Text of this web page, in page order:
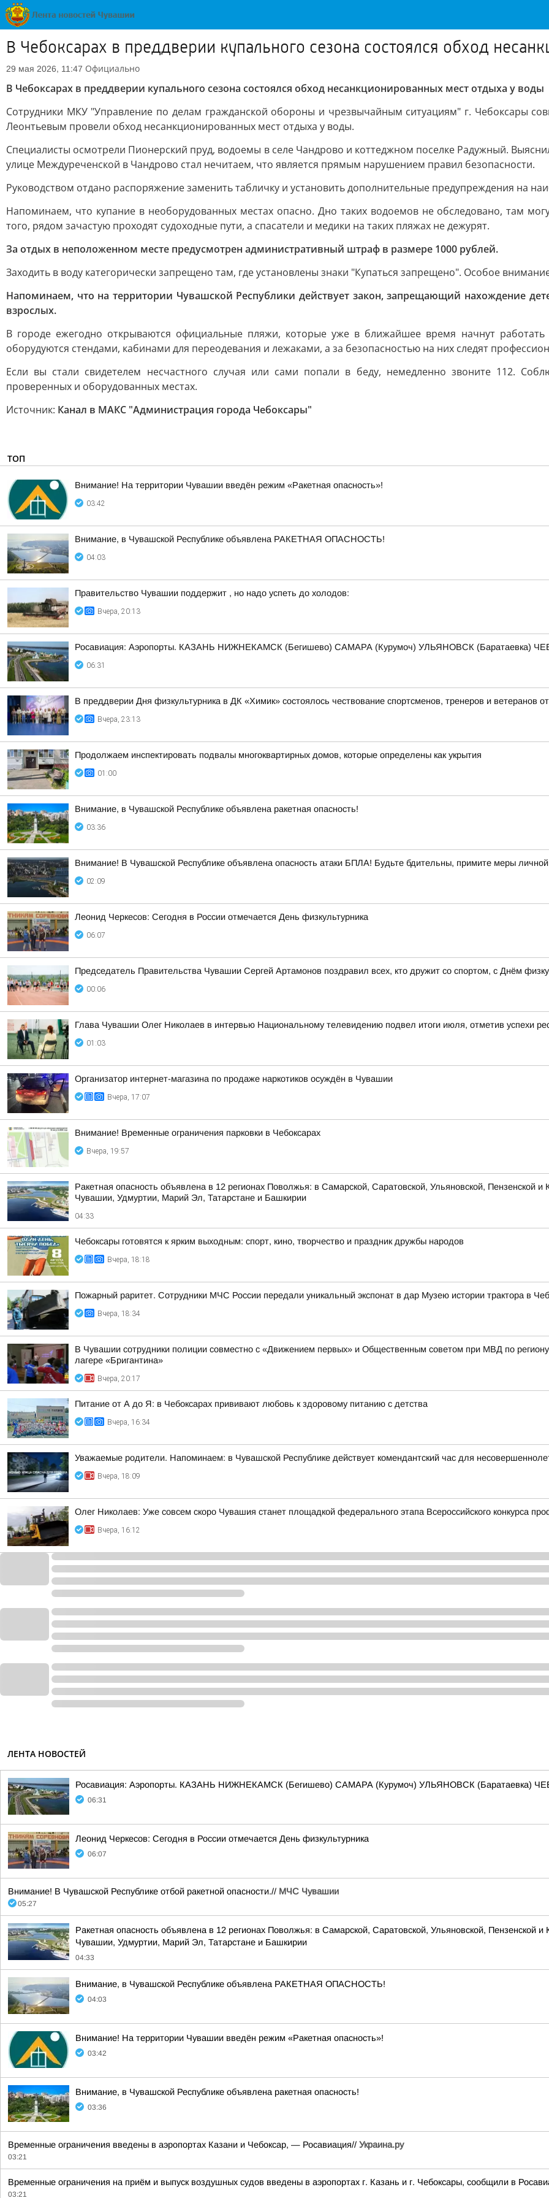
В Чебоксарах в преддверии купального сезона состоялся обход
29 мая 2026, 11:47 Официально
В Чебоксарах в преддверии купального сезона состоялся обход несанкционированных мест отдыха у воды
Сотрудники МКУ "Управление по делам гражданской обороны и чрезвычайным ситуациям" г. Чебоксары
Леонтьевым провели обход несанкционированных мест отдыха у воды.
Специалисты осмотрели Пионерский пруд, водоемы в селе Чандрово и коттеджном поселке Радужный.
улице Междуреченской в Чандрово стал нечитаем, что является прямым нарушением правил безопасности.
Руководством отдано распоряжение заменить табличку и установить дополнительные предупреждения на
Напоминаем, что купание в необорудованных местах опасно. Дно таких водоемов не обследовано, там
того, рядом зачастую проходят судоходные пути, а спасатели и медики на таких пляжах не дежурят.
За отдых в неположенном месте предусмотрен административный штраф в размере 1000 рублей.
Заходить в воду категорически запрещено там, где установлены знаки "Купаться запрещено". Особое
Напоминаем, что на территории Чувашской Республики действует закон, запрещающий нахождение
взрослых.
В городе ежегодно открываются официальные пляжи, которые уже в ближайшее время начнут
оборудуются стендами, кабинами для переодевания и лежаками, а за безопасностью на них следят
Если вы стали свидетелем несчастного случая или сами попали в беду, немедленно звоните 112.
проверенных и оборудованных местах.
Источник: Канал в МАКС "Администрация города Чебоксары"
ТОП
Внимание! На территории Чувашии введён режим «Ракетная опасность»!
03:42
Внимание, в Чувашской Республике объявлена РАКЕТНАЯ ОПАСНОСТЬ!
04:03
Правительство Чувашии поддержит , но надо успеть до холодов:
Вчера, 20:13
Росавиация: Аэропорты. КАЗАНЬ НИЖНЕКАМСК (Бегишево) САМАРА (Курумоч) УЛЬЯНОВСК (Баратаевка)
06:31
В преддверии Дня физкультурника в ДК «Химик» состоялось чествование спортсменов, тренеров и ветеранов
Вчера, 23:13
Продолжаем инспектировать подвалы многоквартирных домов, которые определены как укрытия
01:00
Внимание, в Чувашской Республике объявлена ракетная опасность!
03:36
Внимание! В Чувашской Республике объявлена опасность атаки БПЛА! Будьте бдительны, примите меры личной
02:09
Леонид Черкесов: Сегодня в России отмечается День физкультурника
06:07
Председатель Правительства Чувашии Сергей Артамонов поздравил всех, кто дружит со спортом, с Днём
00:06
Глава Чувашии Олег Николаев в интервью Национальному телевидению подвел итоги июля, отметив успехи
01:03
Организатор интернет-магазина по продаже наркотиков осуждён в Чувашии
Вчера, 17:07
Внимание! Временные ограничения парковки в Чебоксарах
Вчера, 19:57
Ракетная опасность объявлена в 12 регионах Поволжья: в Самарской, Саратовской, Ульяновской, Пензенской
Чувашии, Удмуртии, Марий Эл, Татарстане и Башкирии
04:33
Чебоксары готовятся к ярким выходным: спорт, кино, творчество и праздник дружбы народов
Вчера, 18:18
Пожарный раритет. Сотрудники МЧС России передали уникальный экспонат в дар Музею истории трактора в
Вчера, 18:34
В Чувашии сотрудники полиции совместно с «Движением первых» и Общественным советом при МВД по
лагере «Бригантина»
Вчера, 20:17
Питание от А до Я: в Чебоксарах прививают любовь к здоровому питанию с детства
Вчера, 16:34
Уважаемые родители. Напоминаем: в Чувашской Республике действует комендантский час для
Вчера, 18:09
Олег Николаев: Уже совсем скоро Чувашия станет площадкой федерального этапа Всероссийского конкурса
Вчера, 16:12
ЛЕНТА НОВОСТЕЙ
Росавиация: Аэропорты. КАЗАНЬ НИЖНЕКАМСК (Бегишево) САМАРА (Курумоч) УЛЬЯНОВСК (Баратаевка)
06:31
Леонид Черкесов: Сегодня в России отмечается День физкультурника
06:07
Внимание! В Чувашской Республике отбой ракетной опасности.// МЧС Чувашии
05:27
Ракетная опасность объявлена в 12 регионах Поволжья: в Самарской, Саратовской, Ульяновской, Пензенской
Чувашии, Удмуртии, Марий Эл, Татарстане и Башкирии
04:33
Внимание, в Чувашской Республике объявлена РАКЕТНАЯ ОПАСНОСТЬ!
04:03
Внимание! На территории Чувашии введён режим «Ракетная опасность»!
03:42
Внимание, в Чувашской Республике объявлена ракетная опасность!
03:36
Временные ограничения введены в аэропортах Казани и Чебоксар, — Росавиация// Украина.ру
03:21
Временные ограничения на приём и выпуск воздушных судов введены в аэропортах г. Казань и г. Чебоксары, сообщили в
03:21